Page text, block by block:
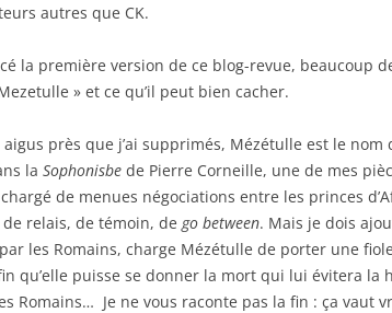
autres que CK.
la première version de ce blog-revue, beaucoup
» et ce qu’il peut bien cacher.
aigus près que j’ai supprimés, Mézétulle est le
la Sophonisbe de Pierre Corneille, une de mes
de menues négociations entre les princes
relais, de témoin, de go between. Mais je dois
les Romains, charge Mézétulle de porter une
qu’elle puisse se donner la mort qui lui évitera la
Romains… Je ne vous raconte pas la fin : ça vaut